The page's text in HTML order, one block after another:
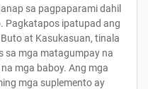
sa pagpaparami dahil
Pagkatapos ipatupad ang
at Kasukasuan, tinala
sa mga matagumpay na
mga baboy. Ang mga
mga suplemento ay